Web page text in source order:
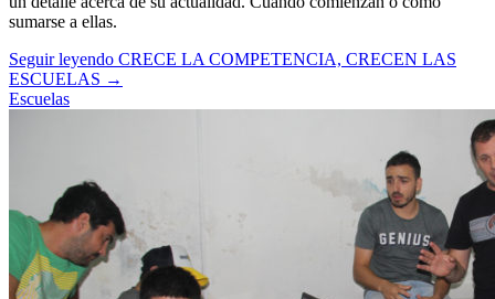
sumarse a ellas.
Seguir leyendo CRECE LA COMPETENCIA, CRECEN LAS
ESCUELAS →
Escuelas